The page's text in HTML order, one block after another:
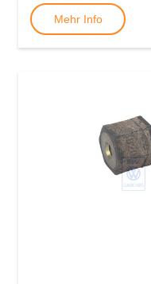
Mehr Info